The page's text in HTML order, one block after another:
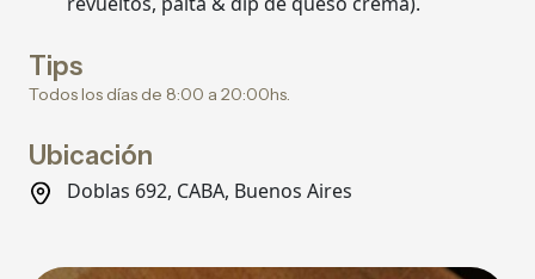
Tips
Todos los días de 8:00 a 20:00hs.
Ubicación
Doblas 692, CABA, Buenos Aires